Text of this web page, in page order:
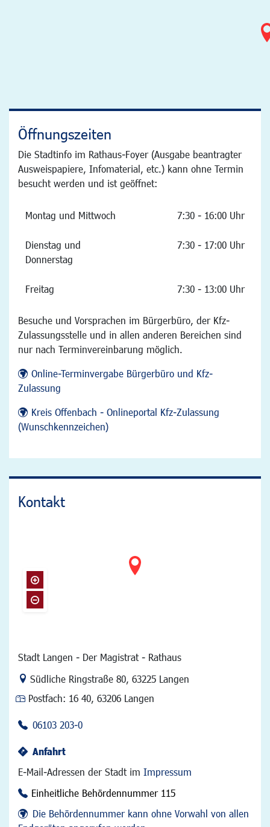
Öffnungszeiten
Die Stadtinfo im Rathaus-Foyer (Ausgabe beantragter
Ausweispapiere, Infomaterial, etc.) kann ohne Termin
besucht werden und ist geöffnet:
Montag und Mittwoch 7:30 - 16:00 Uhr
Dienstag und
Donnerstag
7:30 - 17:00 Uhr
Freitag 7:30 - 13:00 Uhr
Besuche und Vorsprachen im Bürgerbüro, der Kfz-
Zulassungsstelle und in allen anderen Bereichen sind
nur nach Terminvereinbarung möglich.
Online-Terminvergabe Bürgerbüro und Kfz-
Zulassung
Kreis Offenbach - Onlineportal Kfz-Zulassung
(Wunschkennzeichen)
Kontakt
Stadt Langen - Der Magistrat - Rathaus
Link zur Google-Maps Navigation
Südliche Ringstraße 80, 63225 Langen
Postfach: 16 40, 63206 Langen
06103 203-0
Anfahrt
E-Mail-Adressen der Stadt im Impressum
Einheitliche Behördennummer 115
Die Behördennummer kann ohne Vorwahl von allen